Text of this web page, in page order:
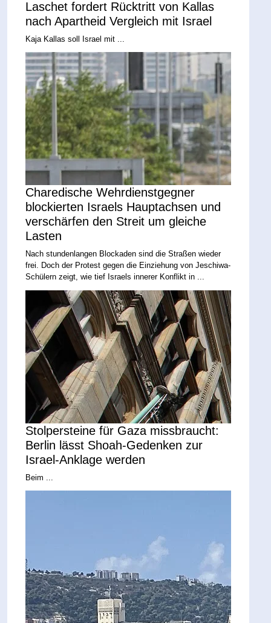
Laschet fordert Rücktritt von Kallas
nach Apartheid Vergleich mit Israel
Kaja Kallas soll Israel mit ...
Charedische Wehrdienstgegner
blockierten Israels Hauptachsen und
verschärfen den Streit um gleiche
Lasten
Nach stundenlangen Blockaden sind die Straßen wieder
frei. Doch der Protest gegen die Einziehung von Jeschiwa-
Schülern zeigt, wie tief Israels innerer Konflikt in ...
Stolpersteine für Gaza missbraucht:
Berlin lässt Shoah-Gedenken zur
Israel-Anklage werden
Beim ...